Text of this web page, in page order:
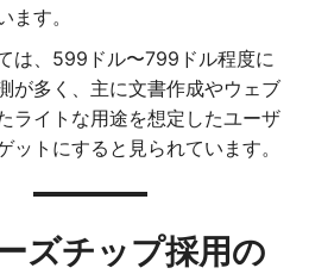
ます。
は、599ドル〜799ドル程度に
が多く、主に文書作成やウェブ
ライトな用途を想定したユーザ
ットにすると見られています。
ズチップ採用の